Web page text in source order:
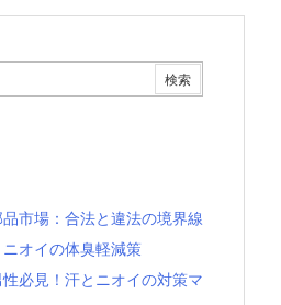
市場：合法と違法の境界線
ニオイの体臭軽減策
必見！汗とニオイの対策マ